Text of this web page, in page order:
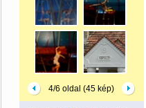
4/6 oldal (45 kép)